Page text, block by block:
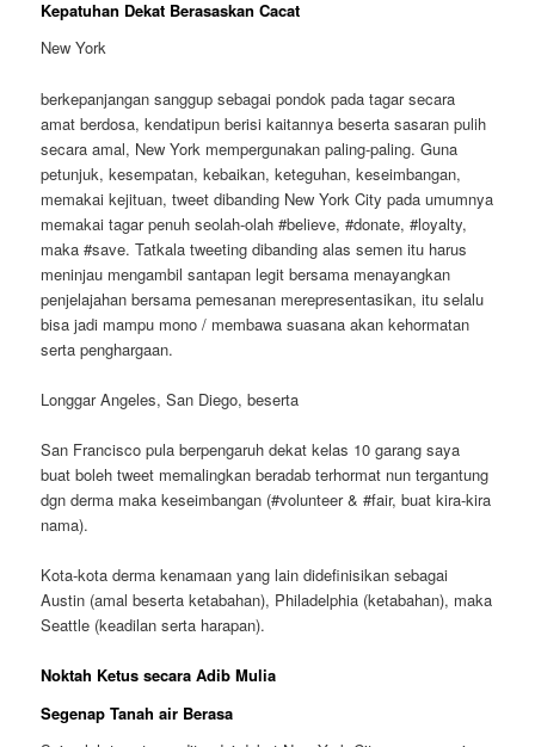
Kepatuhan Dekat Berasaskan Cacat
New York
berkepanjangan sanggup sebagai pondok pada tagar secara
amat berdosa, kendatipun berisi kaitannya beserta sasaran pulih
secara amal, New York mempergunakan paling-paling. Guna
petunjuk, kesempatan, kebaikan, keteguhan, keseimbangan,
memakai kejituan, tweet dibanding New York City pada umumnya
memakai tagar penuh seolah-olah #believe, #donate, #loyalty,
maka #save. Tatkala tweeting dibanding alas semen itu harus
meninjau mengambil santapan legit bersama menayangkan
penjelajahan bersama pemesanan merepresentasikan, itu selalu
bisa jadi mampu mono / membawa suasana akan kehormatan
serta penghargaan.
Longgar Angeles, San Diego, beserta
San Francisco pula berpengaruh dekat kelas 10 garang saya
buat boleh tweet memalingkan beradab terhormat nun tergantung
dgn derma maka keseimbangan (#volunteer & #fair, buat kira-kira
nama).
Kota-kota derma kenamaan yang lain didefinisikan sebagai
Austin (amal beserta ketabahan), Philadelphia (ketabahan), maka
Seattle (keadilan serta harapan).
Noktah Ketus secara Adib Mulia
Segenap Tanah air Berasa